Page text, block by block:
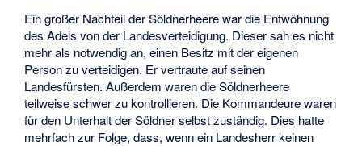
Ein großer Nachteil der Söldnerheere war die Entwöhnung
des Adels von der Landesverteidigung. Dieser sah es nicht
mehr als notwendig an, einen Besitz mit der eigenen
Person zu verteidigen. Er vertraute auf seinen
Landesfürsten. Außerdem waren die Söldnerheere
teilweise schwer zu kontrollieren. Die Kommandeure waren
für den Unterhalt der Söldner selbst zuständig. Dies hatte
mehrfach zur Folge, dass, wenn ein Landesherr keinen